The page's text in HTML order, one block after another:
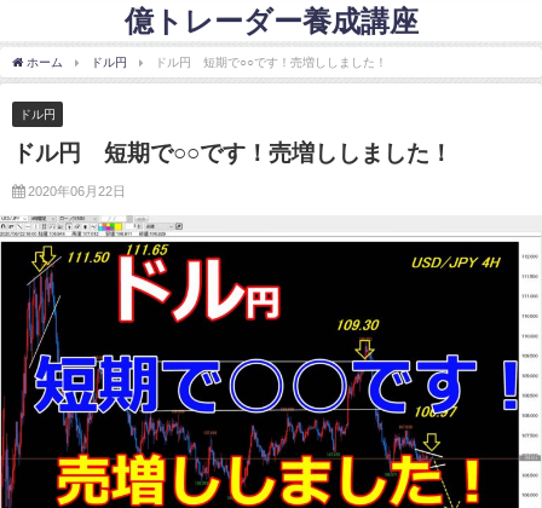
億トレーダー養成講座
ホーム ドル円 ドル円 短期で○○です！売増ししました！
ドル円
ドル円 短期で○○です！売増ししました！
2020年06月22日